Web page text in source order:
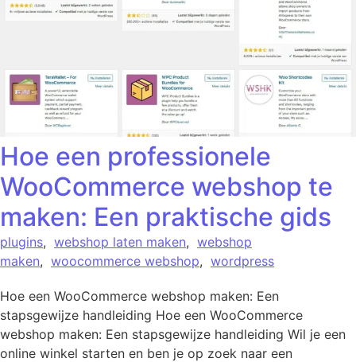
Hoe een professionele
WooCommerce webshop te
maken: Een praktische gids
plugins, webshop laten maken, webshop
maken, woocommerce webshop, wordpress
Hoe een WooCommerce webshop maken: Een
stapsgewijze handleiding Hoe een WooCommerce
webshop maken: Een stapsgewijze handleiding Wil je een
online winkel starten en ben je op zoek naar een